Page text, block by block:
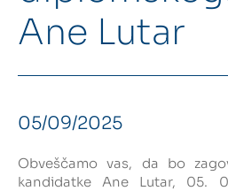
Ane Lutar
05/09/2025
Obveščamo vas, da bo
kandidatke Ane Lutar, 05.